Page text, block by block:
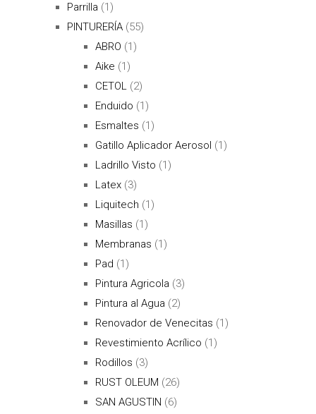
Parrilla (1)
PINTURERÍA (55)
ABRO (1)
Aike (1)
CETOL
(2)
Enduido (1)
Esmaltes (1)
Gatillo Aplicador Aerosol (1)
Ladrillo Visto (1)
Latex (3)
Liquitech (1)
Masillas (1)
Membranas (1)
Pad (1)
Pintura Agricola (3)
Pintura al Agua (2)
Renovador de Venecitas (1)
Revestimiento Acrílico (1)
Rodillos (3)
RUST OLEUM (26)
SAN AGUSTIN (6)